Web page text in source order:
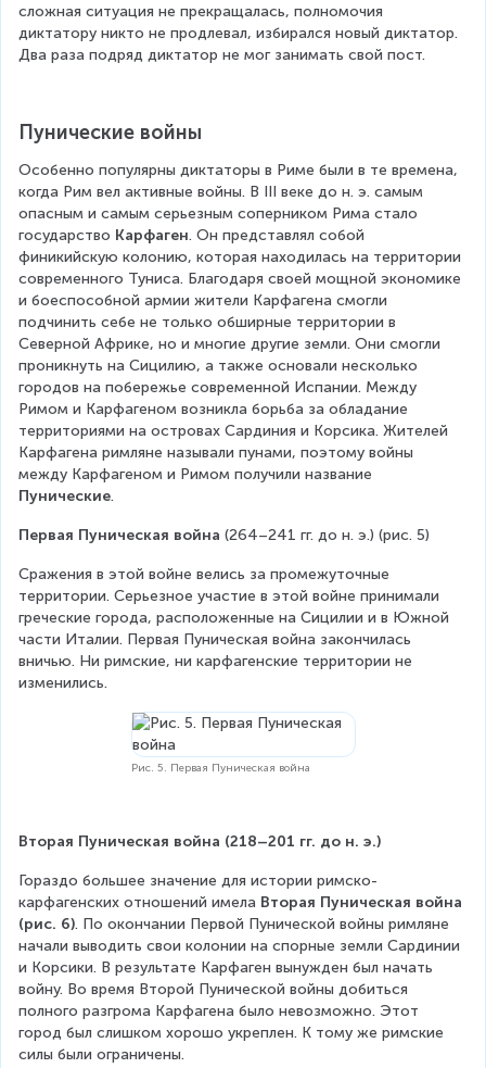
сложная ситуация не прекращалась, полномочия
диктатору никто не продлевал, избирался новый диктатор.
Два раза подряд диктатор не мог занимать свой пост.
Пунические войны
Особенно популярны диктаторы в Риме были в те времена,
когда Рим вел активные войны. В III веке до н. э. самым
опасным и самым серьезным соперником Рима стало
государство Карфаген. Он представлял собой
финикийскую колонию, которая находилась на территории
современного Туниса. Благодаря своей мощной экономике
и боеспособной армии жители Карфагена смогли
подчинить себе не только обширные территории в
Северной Африке, но и многие другие земли. Они смогли
проникнуть на Сицилию, а также основали несколько
городов на побережье современной Испании. Между
Римом и Карфагеном возникла борьба за обладание
территориями на островах Сардиния и Корсика. Жителей
Карфагена римляне называли пунами, поэтому войны
между Карфагеном и Римом получили название
Пунические.
Первая Пуническая война (264–241 гг. до н. э.) (рис. 5)
Сражения в этой войне велись за промежуточные
территории. Серьезное участие в этой войне принимали
греческие города, расположенные на Сицилии и в Южной
части Италии. Первая Пуническая война закончилась
вничью. Ни римские, ни карфагенские территории не
изменились.
Рис. 5. Первая Пуническая война
Вторая Пуническая война (218–201 гг. до н. э.)
Гораздо большее значение для истории римско-
карфагенских отношений имела Вторая Пуническая война
(рис. 6). По окончании Первой Пунической войны римляне
начали выводить свои колонии на спорные земли Сардинии
и Корсики. В результате Карфаген вынужден был начать
войну. Во время Второй Пунической войны добиться
полного разгрома Карфагена было невозможно. Этот
город был слишком хорошо укреплен. К тому же римские
силы были ограничены.